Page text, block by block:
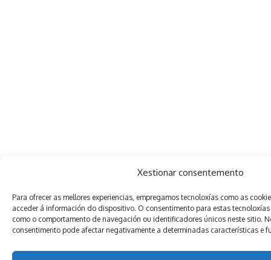
Xestionar consentemento
Para ofrecer as mellores experiencias, empregamos tecnoloxías como as
acceder á información do dispositivo. O consentimento para estas
como o comportamento de navegación ou identificadores únicos neste sitio.
consentimento pode afectar negativamente a determinadas características e